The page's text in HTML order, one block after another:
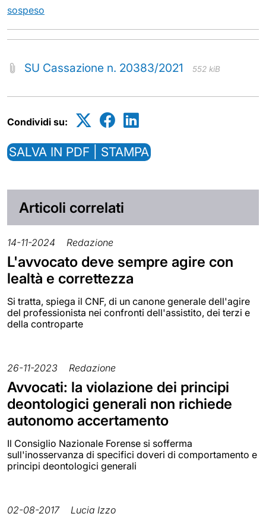
sospeso
SU Cassazione n. 20383/2021 552 kiB
Condividi su:
SALVA IN PDF | STAMPA
Articoli correlati
14-11-2024 Redazione
L'avvocato deve sempre agire con
lealtà e correttezza
Si tratta, spiega il CNF, di un canone generale dell'agire
del professionista nei confronti dell'assistito, dei terzi e
della controparte
26-11-2023 Redazione
Avvocati: la violazione dei principi
deontologici generali non richiede
autonomo accertamento
Il Consiglio Nazionale Forense si sofferma
sull'inosservanza di specifici doveri di comportamento e
principi deontologici generali
02-08-2017 Lucia Izzo